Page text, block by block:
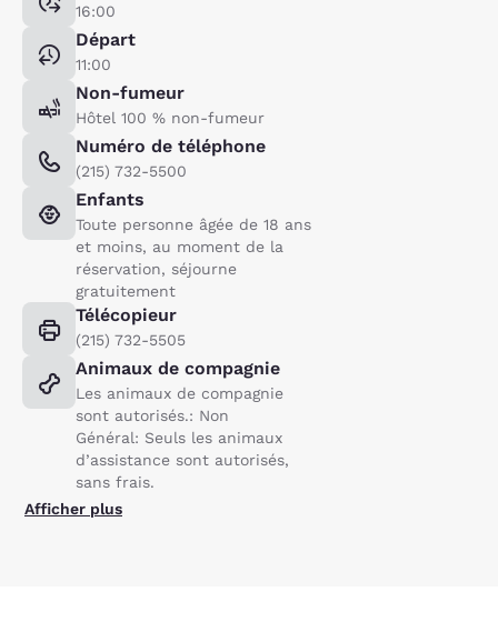
16:00
Départ
11:00
Non-fumeur
Hôtel 100 % non-fumeur
Numéro de téléphone
(215) 732-5500
Enfants
Toute personne âgée de 18 ans
et moins, au moment de la
réservation, séjourne
gratuitement
Télécopieur
(215) 732-5505
Animaux de compagnie
Les animaux de compagnie
sont autorisés.: Non
Général: Seuls les animaux
d’assistance sont autorisés,
sans frais.
Afficher plus